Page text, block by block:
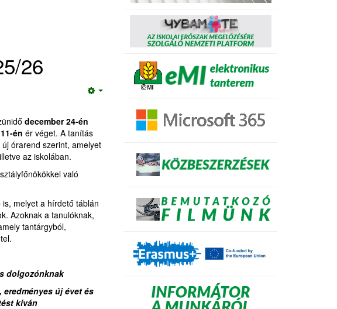
26
december 24-én
én ér véget. A tanítás
órarend szerint, amelyet
az iskolában.
való
is, melyet a hírdető táblán
Azoknak a tanulóknak,
tantárgyból,
dolgozónknak
új évet és
kíván